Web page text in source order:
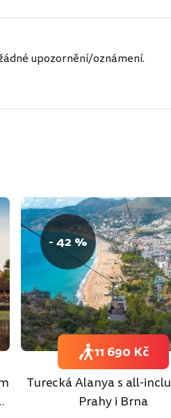
upozornění/oznámení.
- 42 %
Turecká Alanya s all-
Prahy i Brna
11 690 Kč